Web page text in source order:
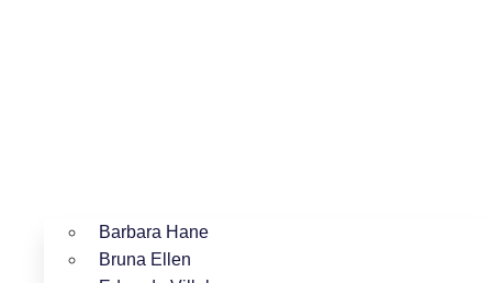
Barbara Hane
Bruna Ellen